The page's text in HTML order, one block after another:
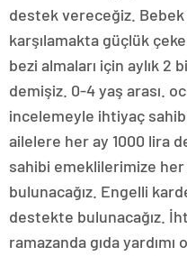
destek vereceğiz. Bebek
karşılamakta güçlük
bezi almaları için aylık
demişiz. 0-4 yaş arası.
incelemeyle ihtiyaç
ailelere her ay 1000 lira
sahibi emeklilerimize
bulunacağız. Engelli
destekte bulunacağız.
ramazanda gıda